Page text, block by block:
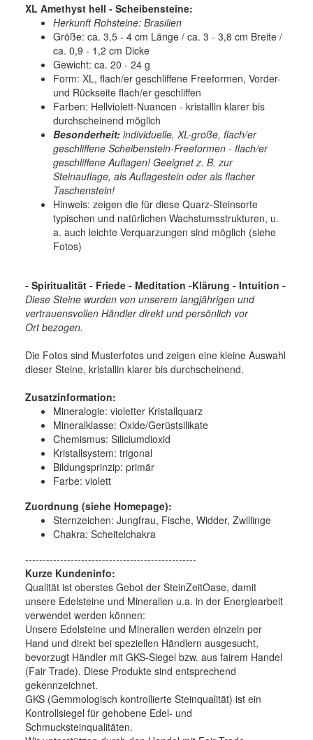
XL Amethyst hell - Scheibensteine:
Herkunft Rohsteine: Brasilien
Größe: ca. 3,5 - 4 cm Länge / ca. 3 - 3,8 cm Breite /
ca. 0,9 - 1,2 cm Dicke
Gewicht: ca. 20 - 24 g
Form: XL, flach/er geschliffene Freeformen, Vorder-
und Rückseite flach/er geschliffen
Farben: Hellviolett-Nuancen - kristallin klarer bis
durchscheinend möglich
Besonderheit: individuelle, XL-große, flach/er
geschliffene Scheibenstein-Freeformen - flach/er
geschliffene Auflagen! Geeignet z. B. zur
Steinauflage, als Auflagestein oder als flacher
Taschenstein!
Hinweis: zeigen die für diese Quarz-Steinsorte
typischen und natürlichen Wachstumsstrukturen, u.
a. auch leichte Verquarzungen sind möglich (siehe
Fotos)
- Spiritualität - Friede - Meditation -Klärung - Intuition -
Diese Steine wurden von unserem langjährigen und
vertrauensvollen Händler direkt und persönlich vor
Ort bezogen.
Die Fotos sind Musterfotos und zeigen eine kleine Auswahl
dieser Steine, kristallin klarer bis durchscheinend.
Zusatzinformation:
Mineralogie: violetter Kristallquarz
Mineralklasse: Oxide/Gerüstsilikate
Chemismus: Siliciumdioxid
Kristallsystem: trigonal
Bildungsprinzip: primär
Farbe: violett
Zuordnung (siehe Homepage):
Sternzeichen: Jungfrau, Fische, Widder, Zwillinge
Chakra: Scheitelchakra
-------------------------------------------------
Kurze Kundeninfo:
Qualität ist oberstes Gebot der SteinZeitOase, damit
unsere Edelsteine und Mineralien u.a. in der Energiearbeit
verwendet werden können:
Unsere Edelsteine und Mineralien werden einzeln per
Hand und direkt bei speziellen Händlern ausgesucht,
bevorzugt Händler mit GKS-Siegel bzw. aus fairem Handel
(Fair Trade). Diese Produkte sind entsprechend
gekennzeichnet.
GKS (Gemmologisch kontrollierte Steinqualität) ist ein
Kontrollsiegel für gehobene Edel- und
Schmucksteinqualitäten.